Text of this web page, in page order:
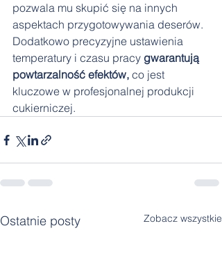
pozwala mu skupić się na innych
aspektach przygotowywania deserów.
Dodatkowo precyzyjne ustawienia
temperatury i czasu pracy gwarantują
powtarzalność efektów, co jest
kluczowe w profesjonalnej produkcji
cukierniczej.
Ostatnie posty Zobacz wszystkie